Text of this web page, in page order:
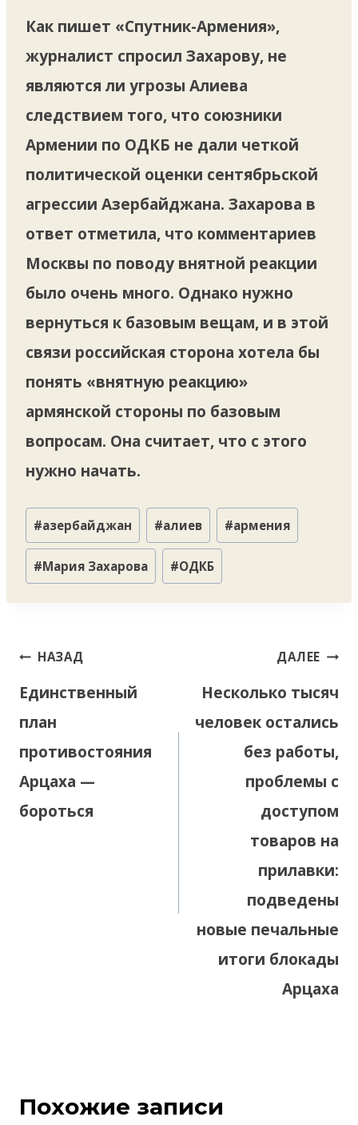
Как пишет «Спутник-Армения»,
журналист спросил Захарову, не
являются ли угрозы Алиева
следствием того, что союзники
Армении по ОДКБ не дали четкой
политической оценки сентябрьской
агрессии Азербайджана. Захарова в
ответ отметила, что комментариев
Москвы по поводу внятной реакции
было очень много. Однако нужно
вернуться к базовым вещам, и в этой
связи российская сторона хотела бы
понять «внятную реакцию»
армянской стороны по базовым
вопросам. Она считает, что с этого
нужно начать.
Метки
записи:
#азербайджан #алиев #армения
#Мария Захарова #ОДКБ
Навигация
записям
НАЗАД
Единственный
план
противостояния
Арцаха —
бороться
ДАЛЕЕ
Несколько тысяч
человек остались
без работы,
проблемы с
доступом
товаров на
прилавки:
подведены
новые печальные
итоги блокады
Арцаха
Похожие записи